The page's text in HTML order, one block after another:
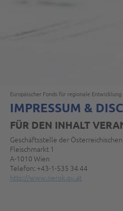
Europäischer Fonds für regionale Entwicklung
IMPRESSUM &
FÜR DEN INHALT
Geschäftsstelle der
Fleischmarkt 1
A-1010 Wien
Telefon: +43-1-535 34 44
http://www.oerok.gv.at